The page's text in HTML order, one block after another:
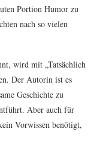
Portion Humor zu
nach so vielen
wird mit „Tatsächlich
Der Autorin ist es
Geschichte zu
Aber auch für
Vorwissen benötigt,